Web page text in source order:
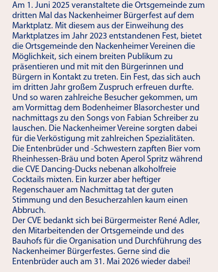
Am 1. Juni 2025 veranstaltete die Ortsgemeinde zum
dritten Mal das Nackenheimer Bürgerfest auf dem
Marktplatz. Mit diesem aus der Einweihung des
Marktplatzes im Jahr 2023 entstandenen Fest, bietet
die Ortsgemeinde den Nackenheimer Vereinen die
Möglichkeit, sich einem breiten Publikum zu
präsentieren und mit mit den Bürgerinnen und
Bürgern in Kontakt zu treten. Ein Fest, das sich auch
im dritten Jahr großem Zuspruch erfreuen durfte.
Und so waren zahlreiche Besucher gekommen, um
am Vormittag dem Bodenheimer Blasorchester und
nachmittags zu den Songs von Fabian Schreiber zu
lauschen. Die Nackenheimer Vereine sorgten dabei
für die Verköstigung mit zahlreichen Spezialitäten.
Die Entenbrüder und -Schwestern zapften Bier vom
Rheinhessen-Bräu und boten Aperol Spritz während
die CVE Dancing-Ducks nebenan alkoholfreie
Cocktails mixten. Ein kurzer aber heftiger
Regenschauer am Nachmittag tat der guten
Stimmung und den Besucherzahlen kaum einen
Abbruch.
Der CVE bedankt sich bei Bürgermeister René Adler,
den Mitarbeitenden der Ortsgemeinde und des
Bauhofs für die Organisation und Durchführung des
Nackenheimer Bürgerfestes. Gerne sind die
Entenbrüder auch am 31. Mai 2026 wieder dabei!